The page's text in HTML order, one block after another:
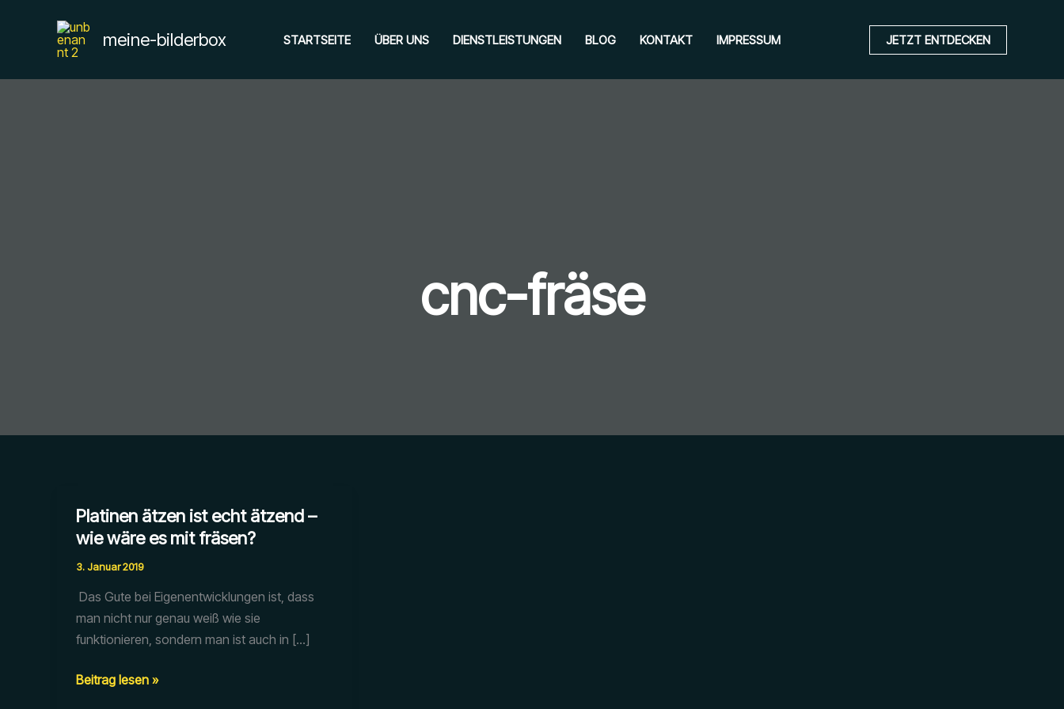
meine-bilderbox STARTSEITE ÜBER UNS DIENSTLEISTUNGEN BLOG KONTAKT IMPRESSUM JETZT ENTDECKEN
cnc-fräse
Platinen ätzen ist echt ätzend –
wie wäre es mit fräsen?
3. Januar 2019
Das Gute bei Eigenentwicklungen ist, dass
man nicht nur genau weiß wie sie
funktionieren, sondern man ist auch in […]
Platinen
Beitrag lesen »